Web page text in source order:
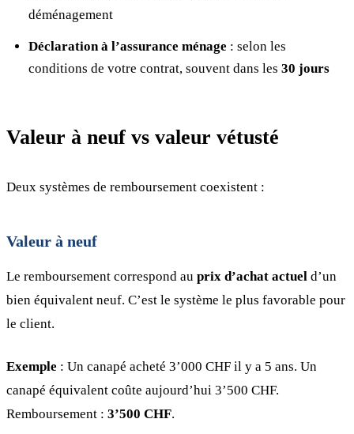
déménagement
Déclaration à l’assurance ménage : selon les
conditions de votre contrat, souvent dans les 30 jours
Valeur à neuf vs valeur vétusté
Deux systèmes de remboursement coexistent :
Valeur à neuf
Le remboursement correspond au prix d’achat actuel d’un
bien équivalent neuf. C’est le système le plus favorable pour
le client.
Exemple : Un canapé acheté 3’000 CHF il y a 5 ans. Un
canapé équivalent coûte aujourd’hui 3’500 CHF.
Remboursement : 3’500 CHF.